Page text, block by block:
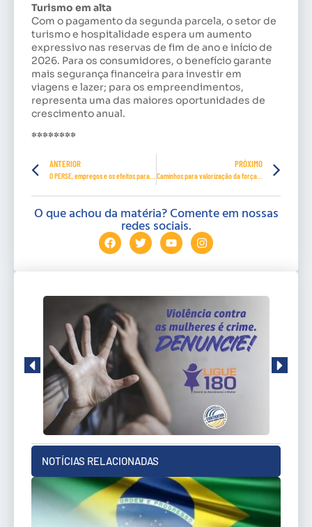
Turismo em alta
Com o pagamento da segunda parcela, o setor de
turismo e hospitalidade espera um aumento
expressivo nas reservas de fim de ano e início de
2026. Para os consumidores, o benefício garante
mais segurança financeira para investir em
viagens e lazer; para os empreendimentos,
representa uma das maiores oportunidades de
crescimento anual.
********
ANTERIOR PRÓXIMO
Caminhos para valorização da força de trabalho e inovação digital
O que achou da matéria? Comente em nossas
redes sociais.
NOTÍCIAS RELACIONADAS